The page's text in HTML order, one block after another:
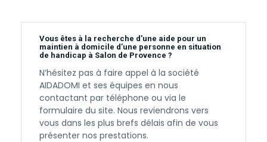
Vous êtes à la recherche d’une aide pour un
maintien à domicile d’une personne en situation
de handicap à Salon de Provence ?
N’hésitez pas à faire appel à la société
AIDADOMI et ses équipes en nous
contactant par téléphone ou via le
formulaire du site. Nous reviendrons vers
vous dans les plus brefs délais afin de vous
présenter nos prestations.